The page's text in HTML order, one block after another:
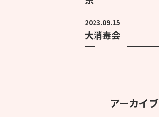
2023.09.15
大消毒会
アーカイブ